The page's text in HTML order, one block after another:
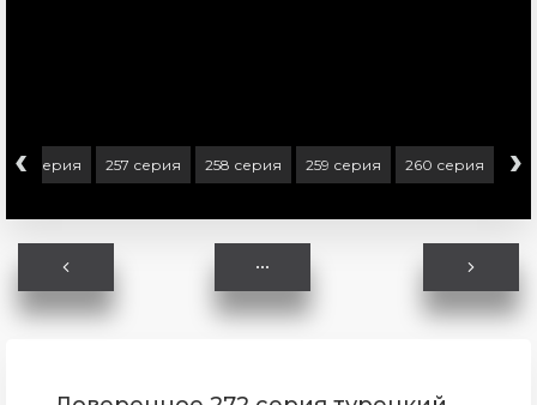
‹
256 серия 257 серия 258 серия 259 серия 260 серия ›